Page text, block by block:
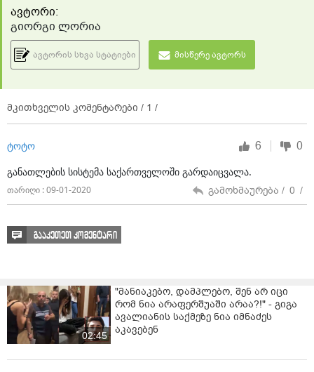
ავტორი:
გიორგი ლორია
ავტორის სხვა სტატიები მისწერე ავტორს
მკითხველის კომენტარები / 1 /
ტოტო 6 0
განათლების სისტემა საქართველოში გარდაიცვალა.
თარიღი : 09-01-2020 გამოხმაურება / 0 /
გააკეთეთ კომენტარი
02:45
"მანიაკებო, დამპლებო, შენ არ იცი
რომ ნია არაფერშუაში არაა?!" - გიგა
ავალიანის საქმეზე ნია იმნაძეს
აკავებენ